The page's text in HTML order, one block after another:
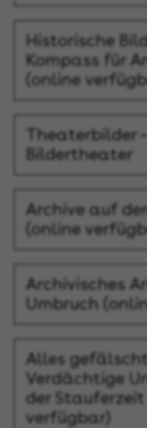
Historische
Kompass für
(online
Theaterbilder –
Bildertheater
Archive auf
(online
Archivisches
Umbruch
Alles
Verdächtige
der
verfügbar)